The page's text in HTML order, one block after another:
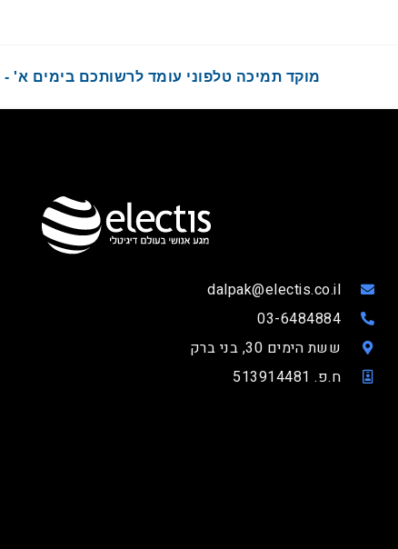
מוקד תמיכה טלפוני עומד לרשותכם בימים א' - ה' בשעות
dalpak@electis.co.il
03-6484884
ששת הימים 30, בני ברק
ח.פ. 513914481